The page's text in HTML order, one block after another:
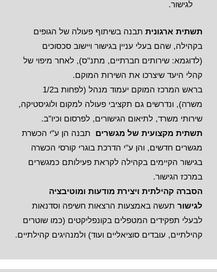
לגישור.
תשתית ארגונית תבנה בשיתוף פעולה של הגופים
בקהילה, שהם בעלי עניין בגישור ויישוב סכסוכים
(לדוגמא: שירותים חברתיים, מתנ"ס), לאחר מיפוי של
קהלי היעד שיצרכו את השירות המוקם.
בראש המרכז המוקם יעמוד מנהל (לפחות ב1/2
משרה), ונדרשים גם תקציבי פעולה למקום ולוגיסטיקה,
שירותי משרד, לתיאום הגישורים, לפרסום וכיו"ב.
תשתית מקצועית של מגשרים
תבנה הן ע"י הכשרת
מגשרים חדשים, והן ע"י הדרכת בוגרי קורסי הכשרה
בגישור הקיימים בקהילה לקראת פעילותם כמגשרים
במרכז הגישור.
הסברה קהילתית ויצירת מודעות ומוטיבציה
לגישור תעשה באמצעות הרצאות חשיפה וסדנאות
לבעלי תפקידים המטפלים בקונפליקטים (כמו שוטרים
קהילתיים, עובדים סוציאליים ועוד) ולמנהיגים קהילתיים.